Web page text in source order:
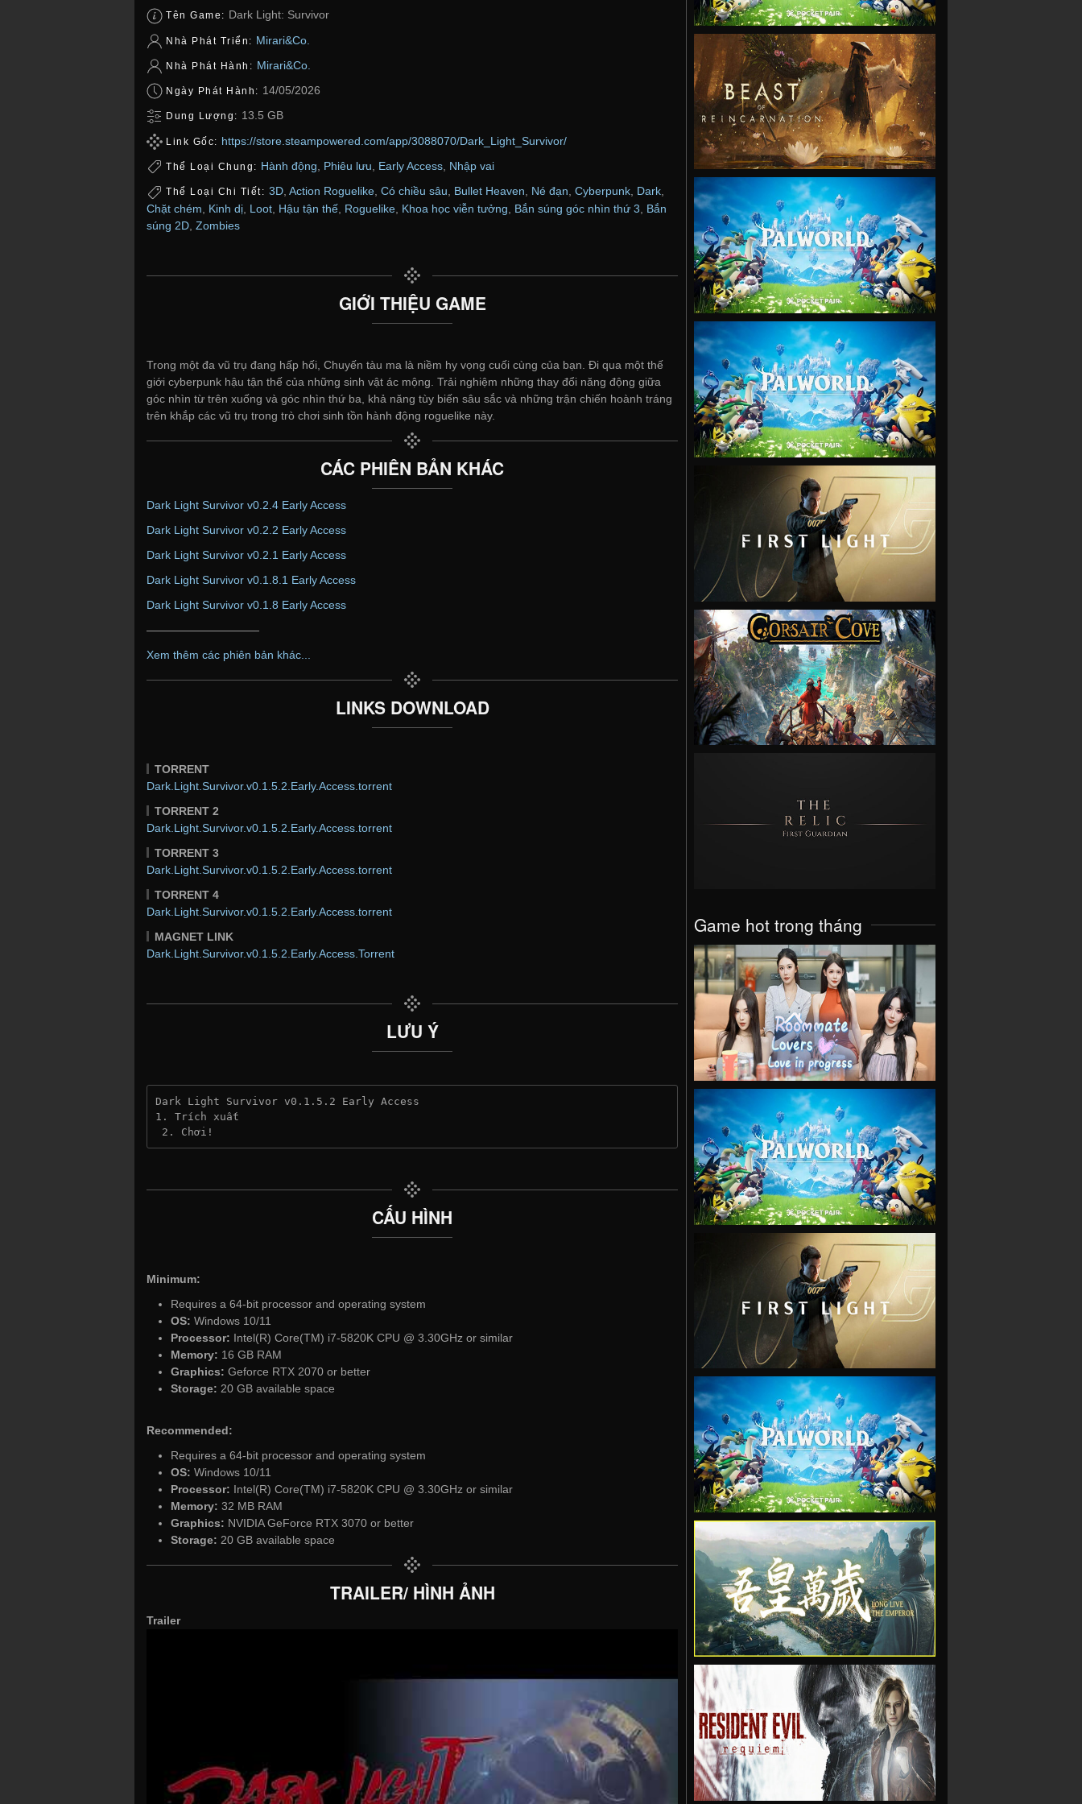
Tên Game: Dark Light: Survivor
Nhà Phát Triển: Mirari&Co.
Nhà Phát Hành: Mirari&Co.
Ngày Phát Hành: 14/05/2026
Dung Lượng: 13.5 GB
Link Gốc: https://store.steampowered.com/app/3088070/Dark_Light_Survivor/
Thể Loại Chung: Hành động Phiêu lưu Early Access Nhập vai
Thể Loại Chi Tiết: 3D, Action Roguelike, Có chiều sâu, Bullet Heaven, Né đạn, Cyberpunk, Dark,
Chặt chém
Kinh dị Loot Hậu tận thế Roguelike Khoa học viễn tưởng Bắn súng góc nhìn thứ 3
Bắn
súng 2D Zombies
GIỚI THIỆU GAME
Trong một đa vũ trụ đang hấp hối, Chuyến tàu ma là niềm hy vọng cuối cùng của bạn. Đi qua một thế
giới cyberpunk hậu tận thế của những sinh vật ác mộng. Trải nghiệm những thay đổi năng động giữa
góc nhìn từ trên xuống và góc nhìn thứ ba, khả năng tùy biến sâu sắc và những trận chiến hoành tráng
trên khắp các vũ trụ trong trò chơi sinh tồn hành động roguelike này.
CÁC PHIÊN BẢN KHÁC
Dark Light Survivor v0.2.4 Early Access
Dark Light Survivor v0.2.2 Early Access
Dark Light Survivor v0.2.1 Early Access
Dark Light Survivor v0.1.8.1 Early Access
Dark Light Survivor v0.1.8 Early Access
——————————
Xem thêm các phiên bản khác...
LINKS DOWNLOAD
TORRENT
Dark.Light.Survivor.v0.1.5.2.Early.Access.torrent
TORRENT 2
Dark.Light.Survivor.v0.1.5.2.Early.Access.torrent
TORRENT 3
Dark.Light.Survivor.v0.1.5.2.Early.Access.torrent
TORRENT 4
Dark.Light.Survivor.v0.1.5.2.Early.Access.torrent
MAGNET LINK
Dark.Light.Survivor.v0.1.5.2.Early.Access.Torrent
LƯU Ý
Dark Light Survivor v0.1.5.2 Early Access
1. Trích xuất
2. Chơi!
CẤU HÌNH
Minimum:
Requires a 64-bit processor and operating system
OS: Windows 10/11
Processor: Intel(R) Core(TM) i7-5820K CPU @ 3.30GHz or similar
Memory: 16 GB RAM
Graphics: Geforce RTX 2070 or better
Storage: 20 GB available space
Recommended:
Requires a 64-bit processor and operating system
OS: Windows 10/11
Processor: Intel(R) Core(TM) i7-5820K CPU @ 3.30GHz or similar
Memory: 32 MB RAM
Graphics: NVIDIA GeForce RTX 3070 or better
Storage: 20 GB available space
TRAILER/ HÌNH ẢNH
Trailer
VIEW
VIEW
VIEW
VIEW
VIEW
VIEW
Game hot trong tháng
VIEW
VIEW
VIEW
VIEW
VIEW
VIEW